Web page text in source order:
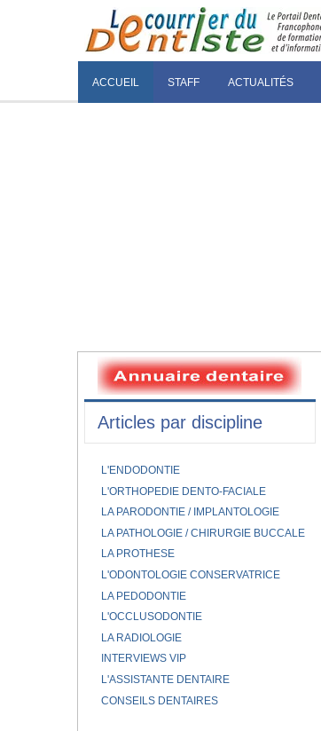
ACCUEIL STAFF ACTUALITÉS
Articles par discipline
L'ENDODONTIE
L'ORTHOPEDIE DENTO-FACIALE
LA PARODONTIE / IMPLANTOLOGIE
LA PATHOLOGIE / CHIRURGIE BUCCALE
LA PROTHESE
L'ODONTOLOGIE CONSERVATRICE
LA PEDODONTIE
L'OCCLUSODONTIE
LA RADIOLOGIE
INTERVIEWS VIP
L'ASSISTANTE DENTAIRE
CONSEILS DENTAIRES